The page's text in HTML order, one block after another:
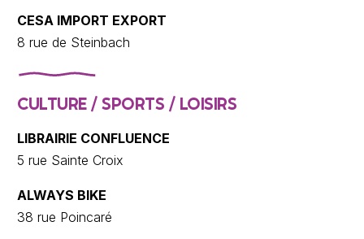
CESA IMPORT EXPORT
8 rue de Steinbach
CULTURE / SPORTS / LOISIRS
LIBRAIRIE CONFLUENCE
5 rue Sainte Croix
ALWAYS BIKE
38 rue Poincaré